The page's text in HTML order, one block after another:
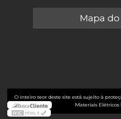
Mapa
O inteiro teor deste site está sujeito à
Materiais Elétricos